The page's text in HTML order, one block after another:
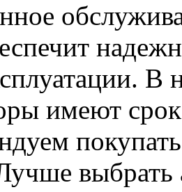
В
имеют